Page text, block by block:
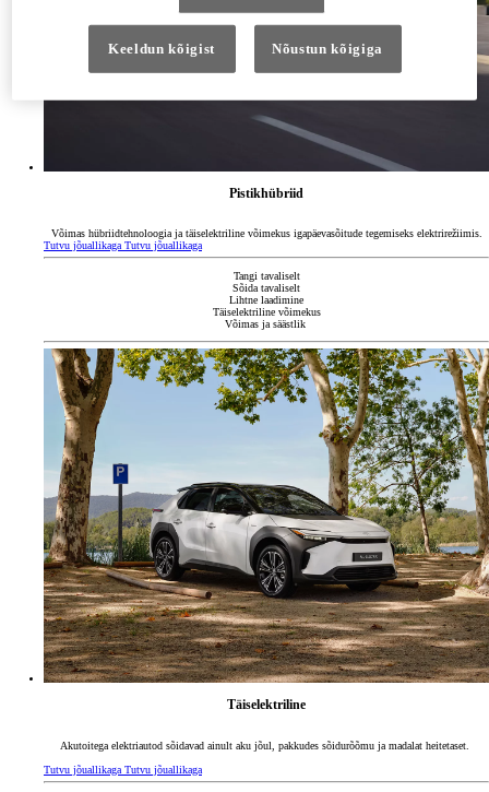
Pistikhübriid
Võimas hübriidtehnoloogia ja täiselektriline võimekus igapäevasõitude tegemiseks elektrirežiimis.
Tutvu jõuallikagaTutvu jõuallikaga
Tangi tavaliselt
Sõida tavaliselt
Lihtne laadimine
Täiselektriline võimekus
Võimas ja säästlik
Täiselektriline
Akutoitega elektriautod sõidavad ainult aku jõul, pakkudes sõidurõõmu ja madalat heitetaset.
Tutvu jõuallikaga Tutvu jõuallikaga
Keeldun kõigist Nõustun kõigiga